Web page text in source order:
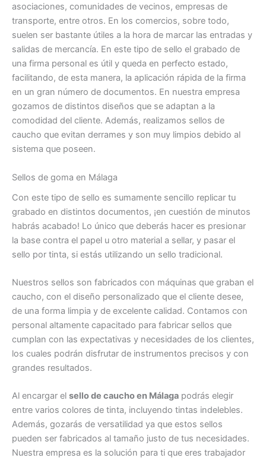
asociaciones, comunidades de vecinos, empresas de
transporte, entre otros. En los comercios, sobre todo,
suelen ser bastante útiles a la hora de marcar las entradas y
salidas de mercancía. En este tipo de sello el grabado de
una firma personal es útil y queda en perfecto estado,
facilitando, de esta manera, la aplicación rápida de la firma
en un gran número de documentos. En nuestra empresa
gozamos de distintos diseños que se adaptan a la
comodidad del cliente. Además, realizamos sellos de
caucho que evitan derrames y son muy limpios debido al
sistema que poseen.
Sellos de goma en Málaga
Con este tipo de sello es sumamente sencillo replicar tu
grabado en distintos documentos, ¡en cuestión de minutos
habrás acabado! Lo único que deberás hacer es presionar
la base contra el papel u otro material a sellar, y pasar el
sello por tinta, si estás utilizando un sello tradicional.
Nuestros sellos son fabricados con máquinas que graban el
caucho, con el diseño personalizado que el cliente desee,
de una forma limpia y de excelente calidad. Contamos con
personal altamente capacitado para fabricar sellos que
cumplan con las expectativas y necesidades de los clientes,
los cuales podrán disfrutar de instrumentos precisos y con
grandes resultados.
Al encargar el sello de caucho en Málaga podrás elegir
entre varios colores de tinta, incluyendo tintas indelebles.
Además, gozarás de versatilidad ya que estos sellos
pueden ser fabricados al tamaño justo de tus necesidades.
Nuestra empresa es la solución para ti que eres trabajador